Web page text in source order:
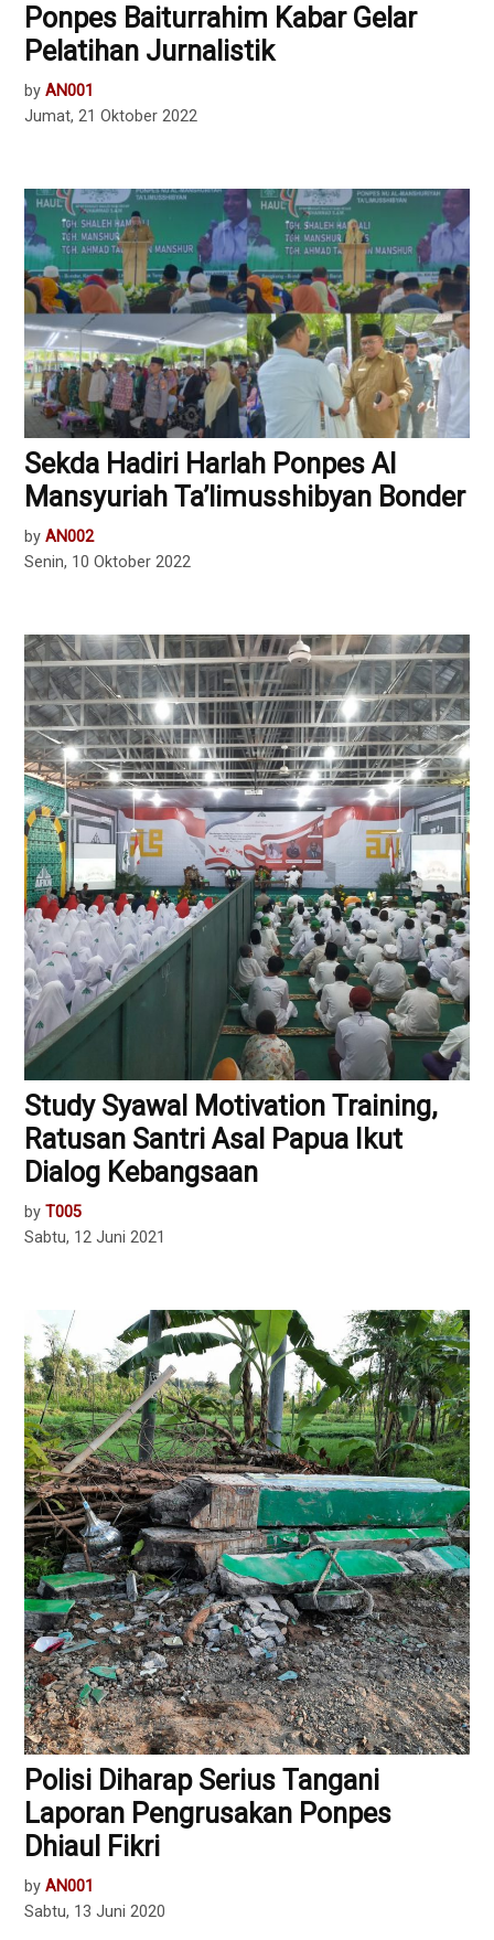
Ponpes Baiturrahim Kabar Gelar
Pelatihan Jurnalistik
by AN001
Jumat, 21 Oktober 2022
Sekda Hadiri Harlah Ponpes Al
Mansyuriah Ta’limusshibyan Bonder
by AN002
Senin, 10 Oktober 2022
Study Syawal Motivation Training,
Ratusan Santri Asal Papua Ikut
Dialog Kebangsaan
by T005
Sabtu, 12 Juni 2021
Polisi Diharap Serius Tangani
Laporan Pengrusakan Ponpes
Dhiaul Fikri
by AN001
Sabtu, 13 Juni 2020